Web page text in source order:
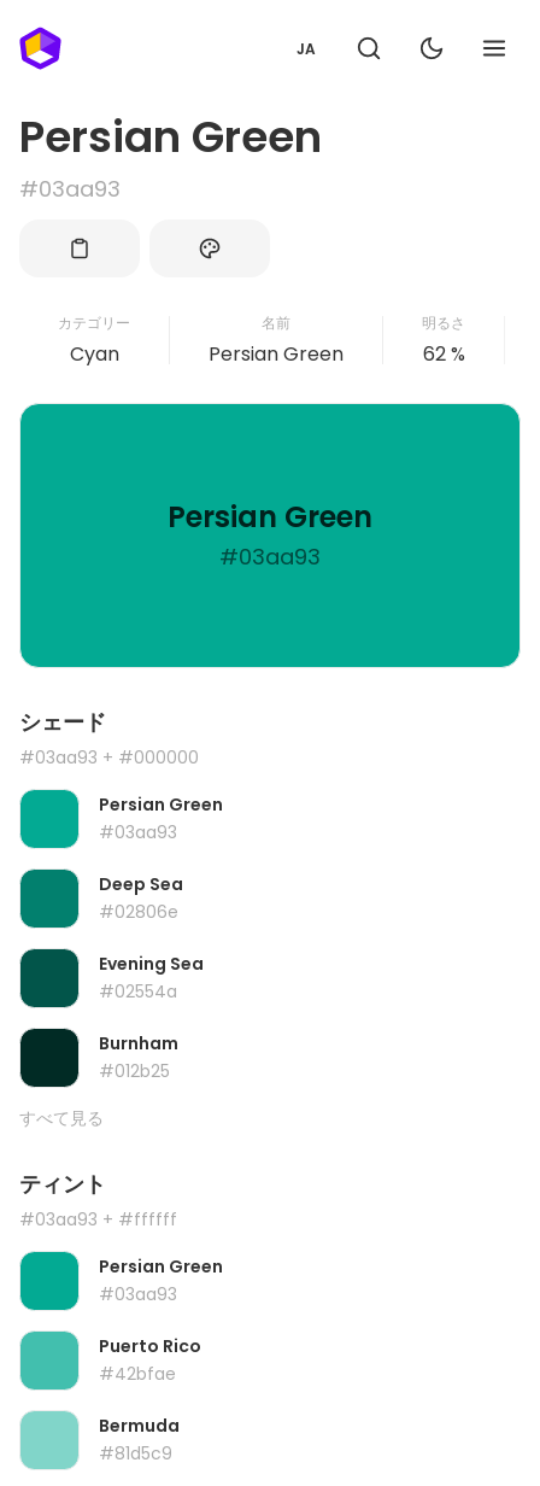
JA
Persian Green
#03aa93
カテゴリー
Cyan
名前
Persian Green
明るさ
62 %
Persian Green
#03aa93
シェード
#03aa93 + #000000
Persian Green
#03aa93
Deep Sea
#02806e
Evening Sea
#02554a
Burnham
#012b25
すべて見る
ティント
#03aa93 + #ffffff
Persian Green
#03aa93
Puerto Rico
#42bfae
Bermuda
#81d5c9